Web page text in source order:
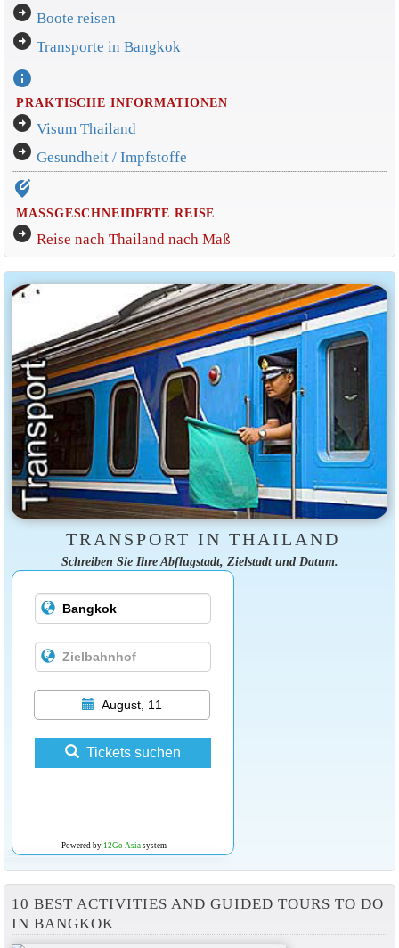
arrow_circle_right Boote reisen
arrow_circle_right Transporte in Bangkok
info
PRAKTISCHE INFORMATIONEN
arrow_circle_right Visum Thailand
arrow_circle_right Gesundheit / Impfstoffe
edit_location_alt
MASSGESCHNEIDERTE REISE
arrow_circle_right Reise nach Thailand nach Maß
TRANSPORT IN THAILAND
Schreiben Sie Ihre Abflugstadt, Zielstadt und Datum.
August, 11
Tickets suchen
Powered by 12Go Asiasystem
10 BEST ACTIVITIES AND GUIDED TOURS TO DO
IN BANGKOK